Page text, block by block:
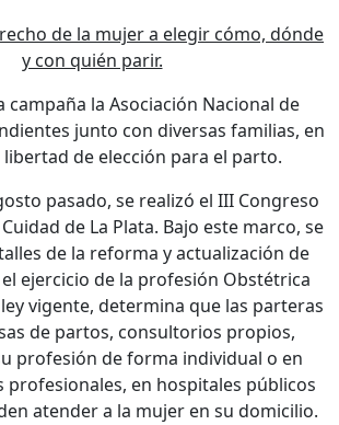
de la mujer a elegir cómo, dónde
y con quién parir.
campaña la Asociación Nacional de
junto con diversas familias, en
libertad de elección para el parto.
pasado, se realizó el III Congreso
de La Plata. Bajo este marco, se
de la reforma y actualización de
ejercicio de la profesión Obstétrica
vigente, determina que las parteras
de partos, consultorios propios,
profesión de forma individual o en
profesionales, en hospitales públicos
atender a la mujer en su domicilio.